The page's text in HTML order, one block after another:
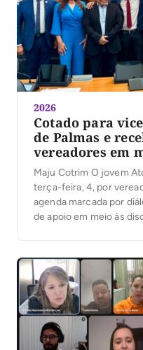
2026
Cotado para
de Palmas e
vereadores em
Maju Cotrim O jovem
terça-feira, 4, por
agenda marcada por
de apoio em meio às
conversou com Atos e